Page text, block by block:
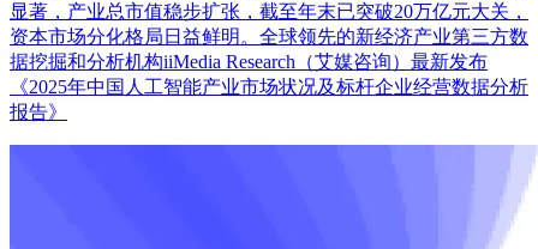
显著，产业总市值稳步扩张，截至年末已突破20万亿元大关，
资本市场分化格局日益鲜明。全球领先的新经济产业第三方数
据挖掘和分析机构iiMedia Research（艾媒咨询）最新发布
《2025年中国人工智能产业市场状况及标杆企业经营数据分析
报告》